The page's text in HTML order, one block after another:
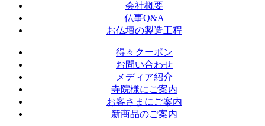
会社概要
仏事Q&A
お仏壇の製造工程
得々クーポン
お問い合わせ
メディア紹介
寺院様にご案内
お客さまにご案内
新商品のご案内